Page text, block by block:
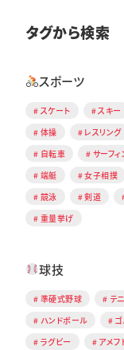
タグから検索
スポーツ
スケート スキー
体操
レスリング
自転車
サーフィ
端艇
女子相撲
競泳
剣道
重量挙げ
球技
準硬式野球 テ
ハンドボール
ゴ
ラグビー
アメフ